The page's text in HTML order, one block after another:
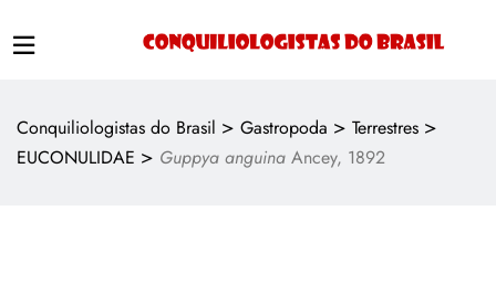
Conquiliologistas do Brasil > Gastropoda > Terrestres >
EUCONULIDAE > Guppya anguina Ancey, 1892